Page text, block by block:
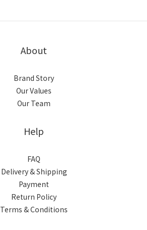
About
Brand Story
Our Values
Our Team
Help
FAQ
Delivery & Shipping
Payment
Return Policy
Terms & Conditions